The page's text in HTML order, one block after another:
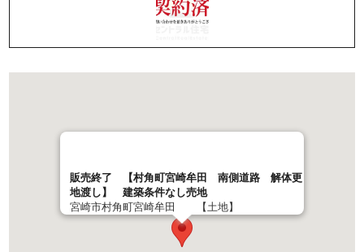
販売終了 【村角町宮崎牟田 南側道路 解体更
地渡し】 建築条件なし売地
宮崎市村角町宮崎牟田 【土地】